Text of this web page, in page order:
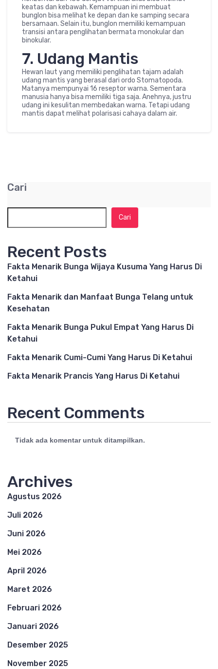
keatas dan kebawah. Kemampuan ini membuat
bunglon bisa melihat ke depan dan ke samping secara
bersamaan. Selain itu, bunglon memiliki kemampuan
transisi antara penglihatan bermata monokular dan
binokular.
7. Udang Mantis
Hewan laut yang memiliki penglihatan tajam adalah
udang mantis yang berasal dari ordo Stomatopoda.
Matanya mempunyai 16 reseptor warna. Sementara
manusia hanya bisa memiliki tiga saja. Anehnya, justru
udang ini kesulitan membedakan warna. Tetapi udang
mantis dapat melihat polarisasi cahaya dalam air.
Cari
Cari
Recent Posts
Fakta Menarik Bunga Wijaya Kusuma Yang Harus Di
Ketahui
Fakta Menarik dan Manfaat Bunga Telang untuk
Kesehatan
Fakta Menarik Bunga Pukul Empat Yang Harus Di
Ketahui
Fakta Menarik Cumi-Cumi Yang Harus Di Ketahui
Fakta Menarik Prancis Yang Harus Di Ketahui
Recent Comments
Tidak ada komentar untuk ditampilkan.
Archives
Agustus 2026
Juli 2026
Juni 2026
Mei 2026
April 2026
Maret 2026
Februari 2026
Januari 2026
Desember 2025
November 2025